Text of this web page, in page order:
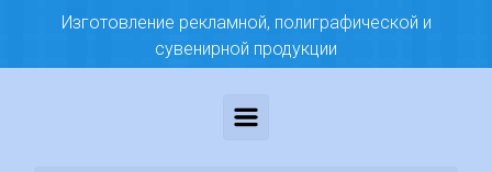
Изготовление рекламной, полиграфической и
сувенирной продукции